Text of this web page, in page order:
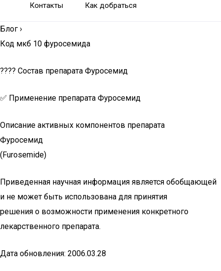
Контакты Как добраться
Блог ›
Код мкб 10 фуросемида
???? Состав препарата Фуросемид
✅ Применение препарата Фуросемид
Описание активных компонентов препарата
Фуросемид
(Furosemide)
Приведенная научная информация является обобщающей
и не может быть использована для принятия
решения о возможности применения конкретного
лекарственного препарата.
Дата обновления: 2006.03.28